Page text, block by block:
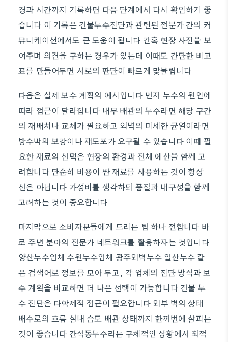
경과 시간까지 기록하면 다음 단계에서 다시 확인하기 좋
습니다 이 기록은 건물누수진단과 관련된 전문가 간의 커
뮤니케이션에서도 큰 도움이 됩니다 간혹 현장 사진을 보
여주며 의견을 구하는 경우가 있는데 이때도 간단한 비교
표를 만들어두면 서로의 판단이 빠르게 맞물립니다
다음은 실제 보수 계획의 예시입니다 먼저 누수의 원인에
따라 접근이 달라집니다 내부 배관의 누수라면 해당 구간
의 재배치나 교체가 필요하고 외벽의 미세한 균열이라면
방수막의 보강이나 재도포가 요구될 수 있습니다 이때 필
요한 재료의 선택은 현장의 환경과 전체 예산을 함께 고
려합니다 단순히 비용이 싼 재료를 사용하는 것이 항상
선은 아닙니다 가성비를 생각하되 품질과 내구성을 함께
고려하는 것이 중요합니다
마지막으로 소비자분들에게 드리는 팁 하나 전합니다 바
로 주변 분야의 전문가 네트워크를 활용하자는 것입니다
양산누수업체 수원누수업체 광주외벽누수 일산누수 같
은 검색어로 정보를 모아 두고, 각 업체의 진단 방식과 보
수 계획을 비교하면 더 나은 선택이 가능합니다 건물 누
수 진단은 다학제적 접근이 필요합니다 외부 벽의 상태
배수로의 흐름 실내 습도 배관 상태까지 한꺼번에 살피는
것이 좋습니다 간석동누수라는 구체적인 상황에서 최적